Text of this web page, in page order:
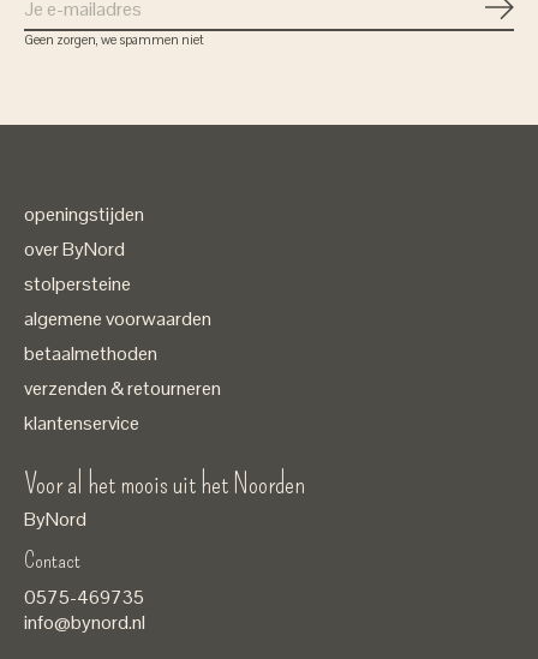
Geen zorgen, we spammen niet
openingstijden
over ByNord
stolpersteine
algemene voorwaarden
betaalmethoden
verzenden & retourneren
klantenservice
Voor al het moois uit het Noorden
ByNord
Contact
0575-469735
info@bynord.nl